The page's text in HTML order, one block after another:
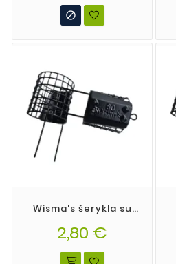

Wisma's šerykla su
ragais dydis XL
39*40mm
2,80 €